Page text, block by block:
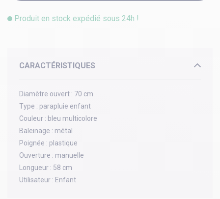
Produit en stock expédié sous 24h !
CARACTÉRISTIQUES
Diamètre ouvert : 70 cm
Type : parapluie enfant
Couleur : bleu multicolore
Baleinage : métal
Poignée : plastique
Ouverture : manuelle
Longueur : 58 cm
Utilisateur : Enfant